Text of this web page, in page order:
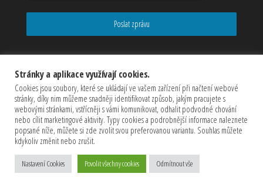
Poslat zprávu
vyhrazena)
Stránky a aplikace využívají cookies.
Cookies jsou soubory, které se ukládají ve vašem zařízení při načtení webové
stránky, díky nim můžeme snadněji identifikovat způsob, jakým pracujete s
webovými stránkami, vstřícněji s vámi komunikovat, odhalit podvodné chování
nebo cílit marketingové aktivity. Typy cookies a podrobnější informace naleznete
popsané níže, můžete si zde zvolit svou preferovanou variantu. Souhlas můžete
kdykoliv změnit nebo zrušit.
Nastavení Cookies Povolit všechny cookies Odmítnout vše